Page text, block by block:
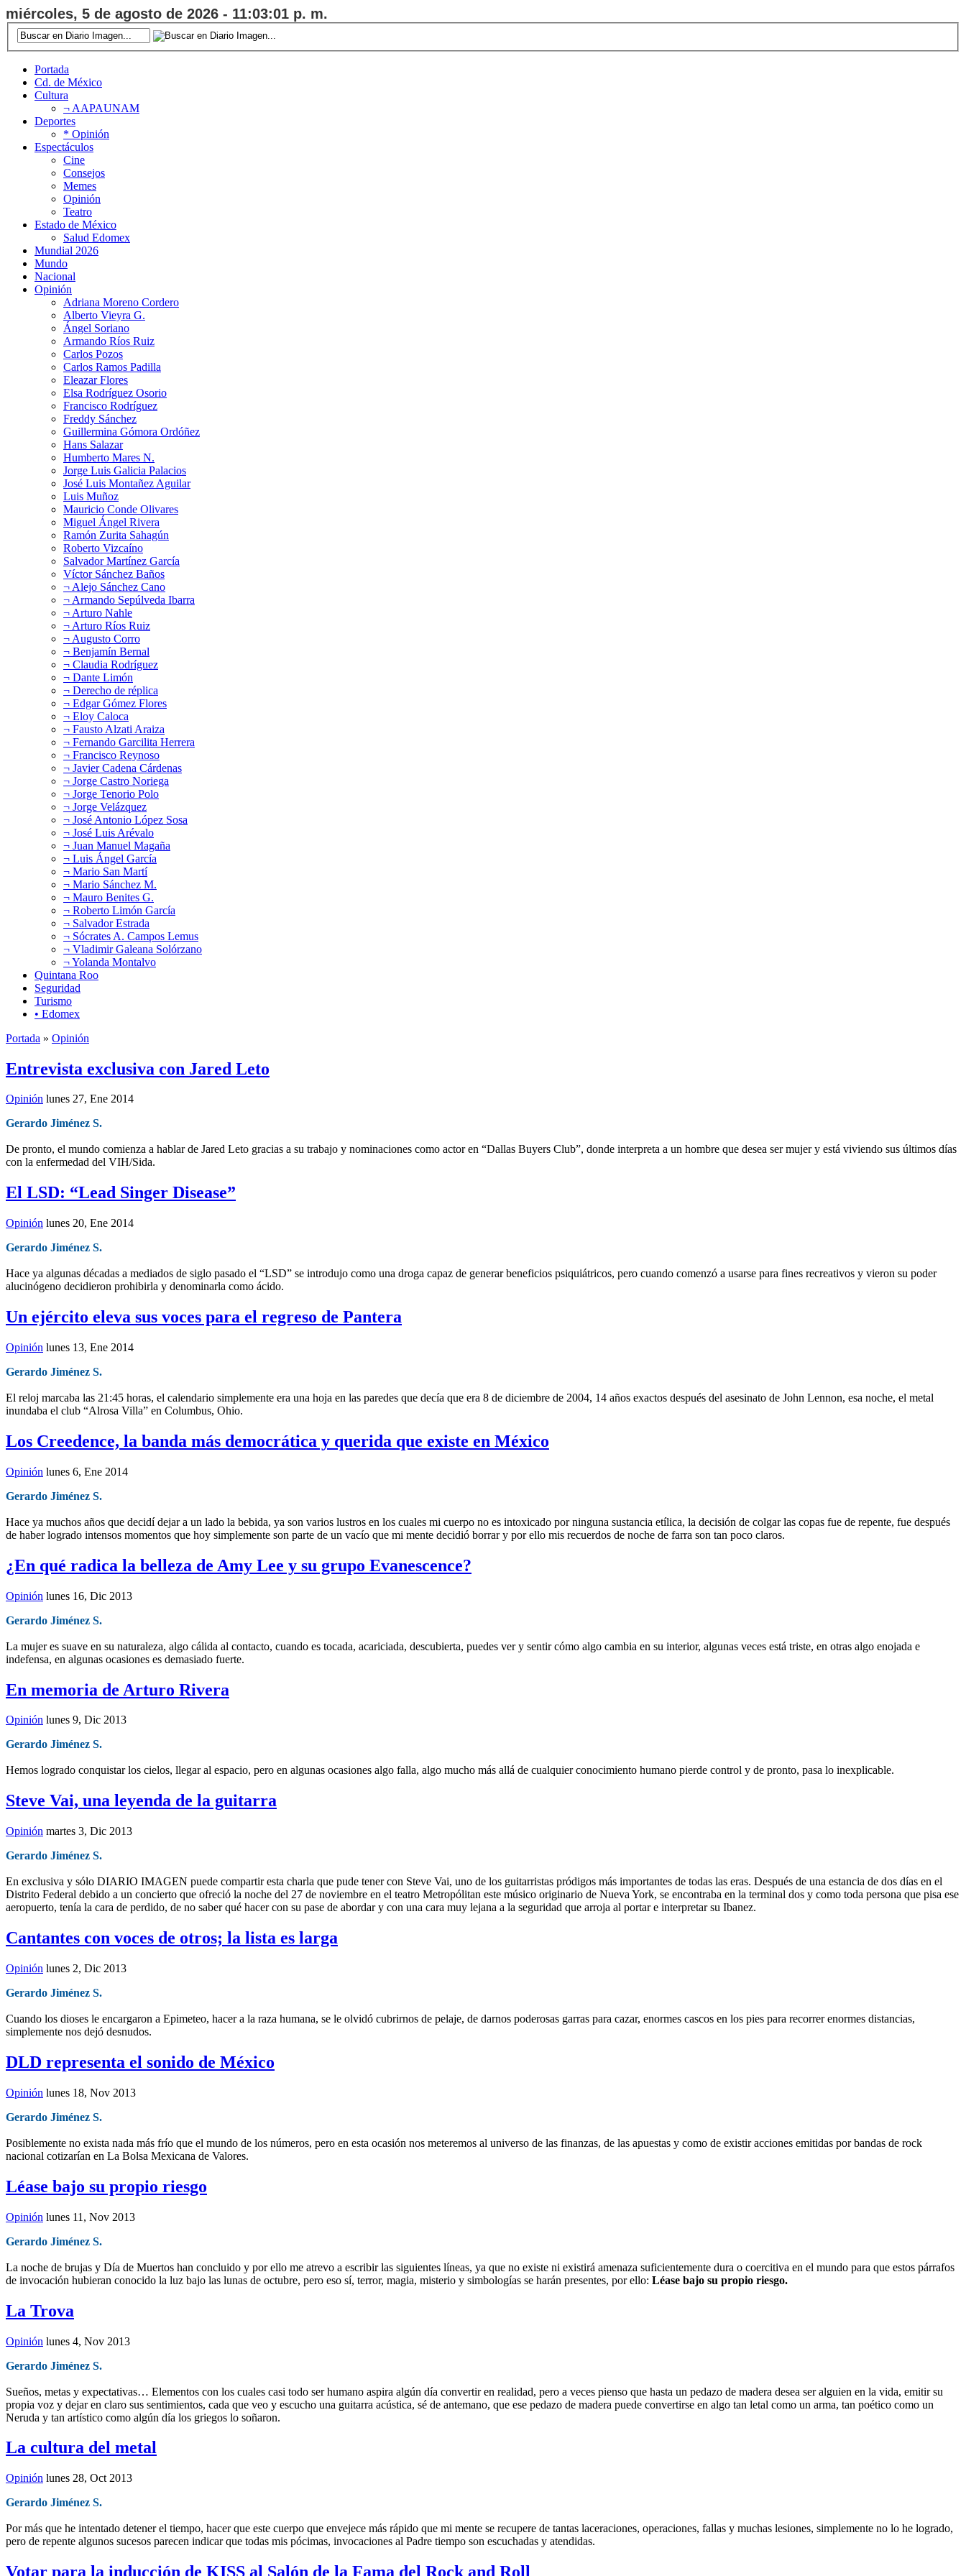
miércoles, 5 de agosto de 2026 - 11:03:01 p. m.
Portada
Cd. de México
Cultura
¬ AAPAUNAM
Deportes
* Opinión
Espectáculos
Cine
Consejos
Memes
Opinión
Teatro
Estado de México
Salud Edomex
Mundial 2026
Mundo
Nacional
Opinión
Adriana Moreno Cordero
Alberto Vieyra G.
Ángel Soriano
Armando Ríos Ruiz
Carlos Pozos
Carlos Ramos Padilla
Eleazar Flores
Elsa Rodríguez Osorio
Francisco Rodríguez
Freddy Sánchez
Guillermina Gómora Ordóñez
Hans Salazar
Humberto Mares N.
Jorge Luis Galicia Palacios
José Luis Montañez Aguilar
Luis Muñoz
Mauricio Conde Olivares
Miguel Ángel Rivera
Ramón Zurita Sahagún
Roberto Vizcaíno
Salvador Martínez García
Víctor Sánchez Baños
¬ Alejo Sánchez Cano
¬ Armando Sepúlveda Ibarra
¬ Arturo Nahle
¬ Arturo Ríos Ruiz
¬ Augusto Corro
¬ Benjamín Bernal
¬ Claudia Rodríguez
¬ Dante Limón
¬ Derecho de réplica
¬ Edgar Gómez Flores
¬ Eloy Caloca
¬ Fausto Alzati Araiza
¬ Fernando Garcilita Herrera
¬ Francisco Reynoso
¬ Javier Cadena Cárdenas
¬ Jorge Castro Noriega
¬ Jorge Tenorio Polo
¬ Jorge Velázquez
¬ José Antonio López Sosa
¬ José Luis Arévalo
¬ Juan Manuel Magaña
¬ Luis Ángel García
¬ Mario San Martí
¬ Mario Sánchez M.
¬ Mauro Benites G.
¬ Roberto Limón García
¬ Salvador Estrada
¬ Sócrates A. Campos Lemus
¬ Vladimir Galeana Solórzano
¬ Yolanda Montalvo
Quintana Roo
Seguridad
Turismo
• Edomex
Portada » Opinión
Entrevista exclusiva con Jared Leto
Opinión lunes 27, Ene 2014
Gerardo Jiménez S.
De pronto, el mundo comienza a hablar de Jared Leto gracias a su trabajo y nominaciones como actor en “Dallas Buyers Club”, donde interpreta a un hombre que desea ser mujer y está viviendo sus últimos días
con la enfermedad del VIH/Sida.
El LSD: “Lead Singer Disease”
Opinión lunes 20, Ene 2014
Gerardo Jiménez S.
Hace ya algunas décadas a mediados de siglo pasado el “LSD” se introdujo como una droga capaz de generar beneficios psiquiátricos, pero cuando comenzó a usarse para fines recreativos y vieron su poder
alucinógeno decidieron prohibirla y denominarla como ácido.
Un ejército eleva sus voces para el regreso de Pantera
Opinión lunes 13, Ene 2014
Gerardo Jiménez S.
El reloj marcaba las 21:45 horas, el calendario simplemente era una hoja en las paredes que decía que era 8 de diciembre de 2004, 14 años exactos después del asesinato de John Lennon, esa noche, el metal
inundaba el club “Alrosa Villa” en Columbus, Ohio.
Los Creedence, la banda más democrática y querida que existe en México
Opinión lunes 6, Ene 2014
Gerardo Jiménez S.
Hace ya muchos años que decidí dejar a un lado la bebida, ya son varios lustros en los cuales mi cuerpo no es intoxicado por ninguna sustancia etílica, la decisión de colgar las copas fue de repente, fue después
de haber logrado intensos momentos que hoy simplemente son parte de un vacío que mi mente decidió borrar y por ello mis recuerdos de noche de farra son tan poco claros.
¿En qué radica la belleza de Amy Lee y su grupo Evanescence?
Opinión lunes 16, Dic 2013
Gerardo Jiménez S.
La mujer es suave en su naturaleza, algo cálida al contacto, cuando es tocada, acariciada, descubierta, puedes ver y sentir cómo algo cambia en su interior, algunas veces está triste, en otras algo enojada e
indefensa, en algunas ocasiones es demasiado fuerte.
En memoria de Arturo Rivera
Opinión lunes 9, Dic 2013
Gerardo Jiménez S.
Hemos logrado conquistar los cielos, llegar al espacio, pero en algunas ocasiones algo falla, algo mucho más allá de cualquier conocimiento humano pierde control y de pronto, pasa lo inexplicable.
Steve Vai, una leyenda de la guitarra
Opinión martes 3, Dic 2013
Gerardo Jiménez S.
En exclusiva y sólo DIARIO IMAGEN puede compartir esta charla que pude tener con Steve Vai, uno de los guitarristas pródigos más importantes de todas las eras. Después de una estancia de dos días en el
Distrito Federal debido a un concierto que ofreció la noche del 27 de noviembre en el teatro Metropólitan este músico originario de Nueva York, se encontraba en la terminal dos y como toda persona que pisa ese
aeropuerto, tenía la cara de perdido, de no saber qué hacer con su pase de abordar y con una cara muy lejana a la seguridad que arroja al portar e interpretar su Ibanez.
Cantantes con voces de otros; la lista es larga
Opinión lunes 2, Dic 2013
Gerardo Jiménez S.
Cuando los dioses le encargaron a Epimeteo, hacer a la raza humana, se le olvidó cubrirnos de pelaje, de darnos poderosas garras para cazar, enormes cascos en los pies para recorrer enormes distancias,
simplemente nos dejó desnudos.
DLD representa el sonido de México
Opinión lunes 18, Nov 2013
Gerardo Jiménez S.
Posiblemente no exista nada más frío que el mundo de los números, pero en esta ocasión nos meteremos al universo de las finanzas, de las apuestas y como de existir acciones emitidas por bandas de rock
nacional cotizarían en La Bolsa Mexicana de Valores.
Léase bajo su propio riesgo
Opinión lunes 11, Nov 2013
Gerardo Jiménez S.
La noche de brujas y Día de Muertos han concluido y por ello me atrevo a escribir las siguientes líneas, ya que no existe ni existirá amenaza suficientemente dura o coercitiva en el mundo para que estos párrafos
de invocación hubieran conocido la luz bajo las lunas de octubre, pero eso sí, terror, magia, misterio y simbologías se harán presentes, por ello: Léase bajo su propio riesgo.
La Trova
Opinión lunes 4, Nov 2013
Gerardo Jiménez S.
Sueños, metas y expectativas… Elementos con los cuales casi todo ser humano aspira algún día convertir en realidad, pero a veces pienso que hasta un pedazo de madera desea ser alguien en la vida, emitir su
propia voz y dejar en claro sus sentimientos, cada que veo y escucho una guitarra acústica, sé de antemano, que ese pedazo de madera puede convertirse en algo tan letal como un arma, tan poético como un
Neruda y tan artístico como algún día los griegos lo soñaron.
La cultura del metal
Opinión lunes 28, Oct 2013
Gerardo Jiménez S.
Por más que he intentado detener el tiempo, hacer que este cuerpo que envejece más rápido que mi mente se recupere de tantas laceraciones, operaciones, fallas y muchas lesiones, simplemente no lo he logrado,
pero de repente algunos sucesos parecen indicar que todas mis pócimas, invocaciones al Padre tiempo son escuchadas y atendidas.
Votar para la inducción de KISS al Salón de la Fama del Rock and Roll